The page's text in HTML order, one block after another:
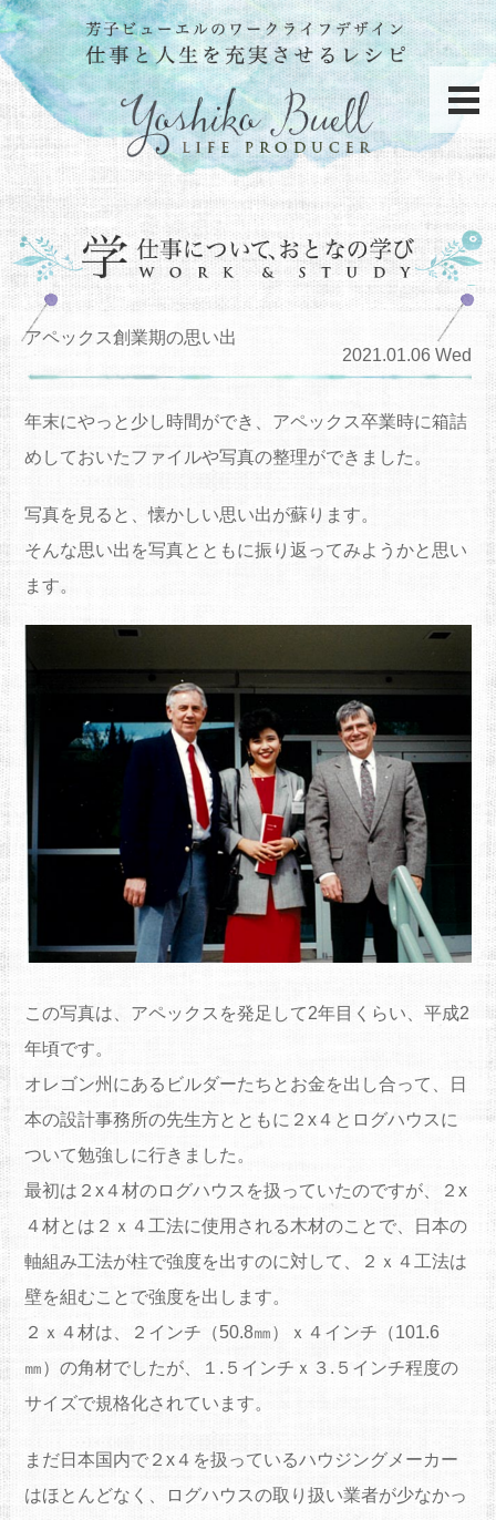
アペックス創業期の思い出
2021.01.06 Wed
年末にやっと少し時間ができ、アペックス卒業時に箱詰
めしておいたファイルや写真の整理ができました。
写真を見ると、懐かしい思い出が蘇ります。
そんな思い出を写真とともに振り返ってみようかと思い
ます。
この写真は、アペックスを発足して2年目くらい、平成2
年頃です。
オレゴン州にあるビルダーたちとお金を出し合って、日
本の設計事務所の先生方とともに２x４とログハウスに
ついて勉強しに行きました。
最初は２x４材のログハウスを扱っていたのですが、２x
４材とは２ｘ４工法に使用される木材のことで、日本の
軸組み工法が柱で強度を出すのに対して、２ｘ４工法は
壁を組むことで強度を出します。
２ｘ４材は、２インチ（50.8㎜）ｘ４インチ（101.6
㎜）の角材でしたが、１.５インチｘ３.５インチ程度の
サイズで規格化されています。
まだ日本国内で２x４を扱っているハウジングメーカー
はほとんどなく、ログハウスの取り扱い業者が少なかっ